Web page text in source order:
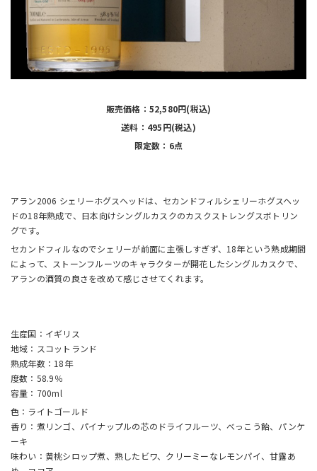
販売価格：52,580円(税込)
送料：495円(税込)
限定数：6点
アラン2006 シェリーホグスヘッドは、セカンドフィルシェリーホグスヘッ
ドの18年熟成で、日本向けシングルカスクのカスクストレングスボトリン
グです。
セカンドフィルなのでシェリーが前面に主張しすぎず、18年という熟成期間
によって、ストーンフルーツのキャラクターが開花したシングルカスクで、
アランの酒質の良さを改めて感じさせてくれます。
生産国：イギリス
地域：スコットランド
熟成年数：18年
度数：58.9％
容量：700ml
色：ライトゴールド
香り：煮リンゴ、パイナップルの芯のドライフルーツ、べっこう飴、パンケ
ーキ
味わい：黄桃シロップ煮、熟したビワ、クリーミーなレモンパイ、甘露あ